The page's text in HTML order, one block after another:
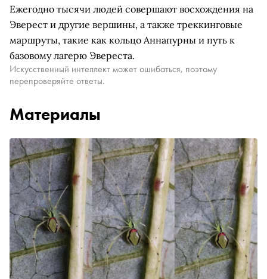
Ежегодно тысячи людей совершают восхождения на
Эверест и другие вершины, а также треккинговые
маршруты, такие как кольцо Аннапурны и путь к
базовому лагерю Эвереста.
Искусственный интеллект может ошибаться, поэтому
перепроверяйте ответы.
Материалы